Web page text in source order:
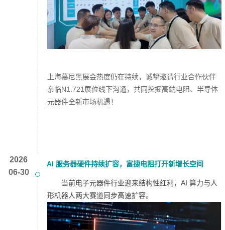
上海慕尼黑展会热度仍在持续，诚挚邀请行业合作伙伴
亲临N1.721展位线下沟通，共同挖掘高端电阻、半导体
元器件全新市场机遇！
2026
06-30
AI 服务器硬件持续扩容，富捷电阻打开新增长空间
当前电子元器件行业迎来结构性红利，AI 算力与人
形机器人两大赛道同步高速扩容。